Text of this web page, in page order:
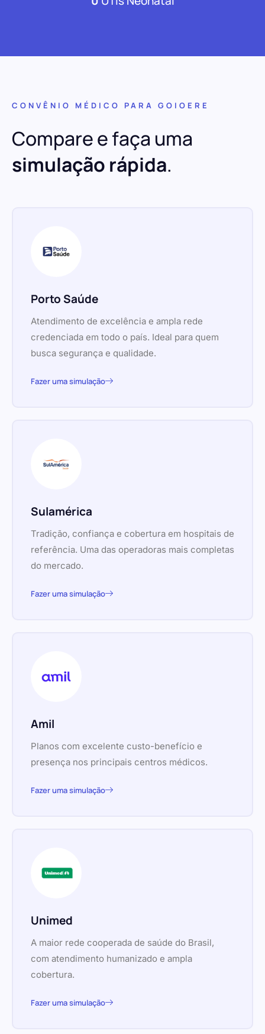
CONVÊNIO MÉDICO PARA GOIOERE
Compare e faça uma
simulação rápida.
Porto Saúde
Atendimento de excelência e ampla rede
credenciada em todo o país. Ideal para quem
busca segurança e qualidade.
Fazer uma simulação
Sulamérica
Tradição, confiança e cobertura em hospitais de
referência. Uma das operadoras mais completas
do mercado.
Fazer uma simulação
Amil
Planos com excelente custo-benefício e
presença nos principais centros médicos.
Fazer uma simulação
Unimed
A maior rede cooperada de saúde do Brasil,
com atendimento humanizado e ampla
cobertura.
Fazer uma simulação